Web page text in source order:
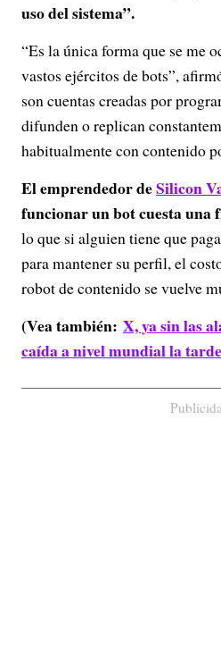
uso del sistema”.
“Es la única forma que se me
vastos ejércitos de bots”,
son cuentas creadas por
difunden o replican
habitualmente con contenido
El emprendedor deSilicon
funcionar un bot cuesta una
lo que si alguien tiene que
para mantener su perfil, el
robot de contenido se vuelve
(Vea también: X, ya sin las
caída a nivel mundial la